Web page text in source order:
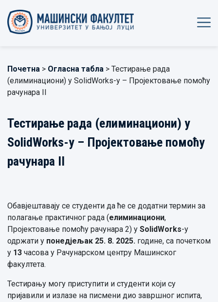
Почетна > Огласна табла > Тестирање рада
(елиминациони) у SolidWorks-у – Пројектовање помоћу
рачунара II
Тестирање рада (елиминациони) у
SolidWorks-у – Пројектовање помоћу
рачунара II
Обавјештавају се студенти да ће се додатни термин за
полагање практичног рада (елиминациони,
Пројектовање помоћу рачунара 2) у SolidWorks-у
одржати у понедјељак 25. 8. 2025. године, са почетком
у 13 часова у Рачунарском центру Машинског
факултета.
Тестирању могу приступити и студенти који су
пријавили и излазе на писмени дио завршног испита,